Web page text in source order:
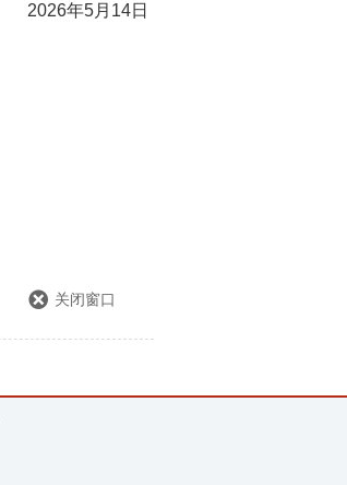
2026年5月14日
关闭窗口